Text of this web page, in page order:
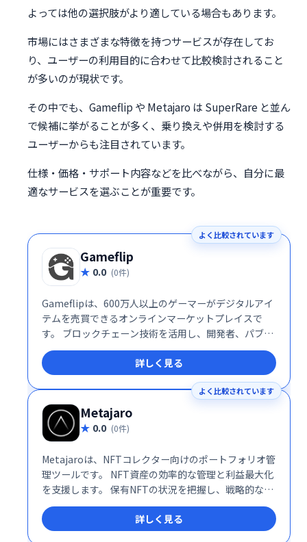
よっては他の選択肢がより適している場合もあります。
市場にはさまざまな特徴を持つサービスが存在してお
り、ユーザーの利用目的に合わせて比較検討されること
が多いのが現状です。
その中でも、Gameflip や Metajaro は SuperRare と並ん
で候補に挙がることが多く、乗り換えや併用を検討する
ユーザーからも注目されています。
仕様・価格・サポート内容などを比べながら、自分に最
適なサービスを選ぶことが重要です。
よく比較されています
Gameflip
0.0 (0件)
Gameflipは、600万人以上のゲーマーがデジタルアイ
テムを売買できるオンラインマーケットプレイスで
す。 ブロックチェーン技術を活用し、開発者、パブリ
ッシャー、ゲーマーをつなぎ、誰もがブロックチェー
ンベースのゲームにアクセスできるようにします。 安
全で信頼性の高い取引環境を提供し、幅広いゲームア
イテムの売買をサポートします。
詳しく見る
よく比較されています
Metajaro
0.0 (0件)
Metajaroは、NFTコレクター向けのポートフォリオ管
理ツールです。 NFT資産の効率的な管理と利益最大化
を支援します。 保有NFTの状況を把握し、戦略的な投
資判断を行うための情報を提供することで、コレクシ
ョンの価値向上に貢献します。 NFT投資をよりスマー
トに管理したい方におすすめです。
詳しく見る